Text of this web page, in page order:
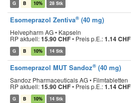
G B 10% 28 Stk
Esomeprazol Zentiva® (40 mg)
Helvepharm AG • Kapseln
RP aktuell:15.90 CHF• Preis p.E.:1.14 CHF
G B 10% 14 Stk
Esomeprazol MUT Sandoz® (40 mg)
Sandoz Pharmaceuticals AG • Filmtabletten
RP aktuell:15.90 CHF• Preis p.E.:1.14 CHF
G B 10% 14 Stk